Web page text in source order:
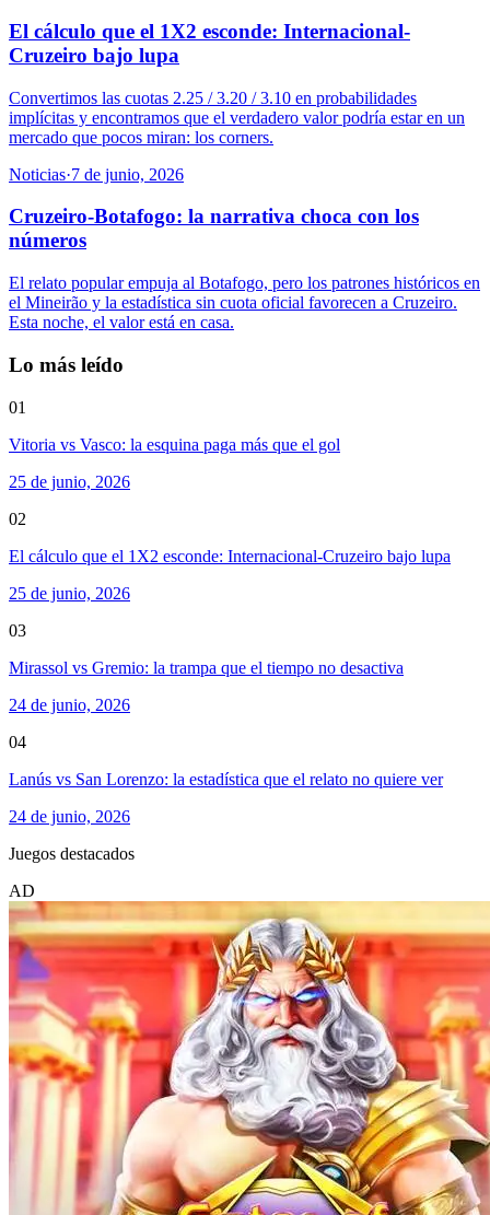
El cálculo que el 1X2 esconde: Internacional-
Cruzeiro bajo lupa
Convertimos las cuotas 2.25 / 3.20 / 3.10 en probabilidades
implícitas y encontramos que el verdadero valor podría estar en un
mercado que pocos miran: los corners.
Noticias·7 de junio, 2026
Cruzeiro-Botafogo: la narrativa choca con los
números
El relato popular empuja al Botafogo, pero los patrones históricos en
el Mineirão y la estadística sin cuota oficial favorecen a Cruzeiro.
Esta noche, el valor está en casa.
Lo más leído
01
Vitoria vs Vasco: la esquina paga más que el gol
25 de junio, 2026
02
El cálculo que el 1X2 esconde: Internacional-Cruzeiro bajo lupa
25 de junio, 2026
03
Mirassol vs Gremio: la trampa que el tiempo no desactiva
24 de junio, 2026
04
Lanús vs San Lorenzo: la estadística que el relato no quiere ver
24 de junio, 2026
Juegos destacados
AD